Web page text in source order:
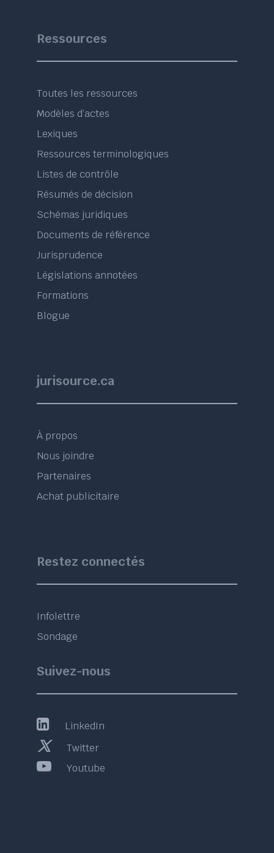
Ressources
Toutes les ressources
Modèles d’actes
Lexiques
Ressources terminologiques
Listes de contrôle
Résumés de décision
Schémas juridiques
Documents de référence
Jurisprudence
Législations annotées
Formations
Blogue
jurisource.ca
À propos
Nous joindre
Partenaires
Achat publicitaire
Restez connectés
Infolettre
Sondage
Suivez-nous
LinkedIn
Twitter
Youtube